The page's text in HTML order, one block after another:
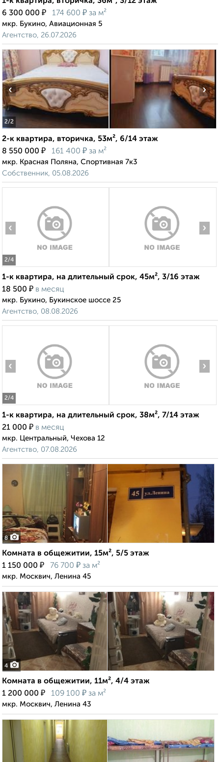
6 300 000 ₽ 174 600 ₽ за м²
мкр. Букино, Авиационная 5
Агентство, 26.07.2026
2/2
‹ ›
2-к квартира, вторичка, 53м², 6/14 этаж
8 550 000 ₽ 161 400 ₽ за м²
мкр. Красная Поляна, Спортивная 7к3
Собственник, 05.08.2026
2/4
‹ ›
1-к квартира, на длительный срок, 45м², 3/16 этаж
18 500 ₽ в месяц
мкр. Букино, Букинское шоссе 25
Агентство, 08.08.2026
2/4
‹ ›
1-к квартира, на длительный срок, 38м², 7/14 этаж
21 000 ₽ в месяц
мкр. Центральный, Чехова 12
Агентство, 07.08.2026
8
Комната в общежитии, 15м², 5/5 этаж
1 150 000 ₽ 76 700 ₽ за м²
мкр. Москвич, Ленина 45
4
Комната в общежитии, 11м², 4/4 этаж
1 200 000 ₽ 109 100 ₽ за м²
мкр. Москвич, Ленина 43